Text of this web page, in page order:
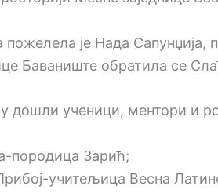
је Нада
Баваниште обратила се
дошли ученици, ментори и
породица Зарић;
учитељица Весна